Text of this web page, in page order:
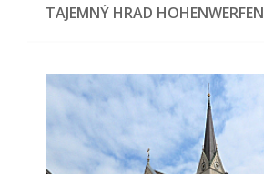
TAJEMNÝ HRAD HOHENWERFEN